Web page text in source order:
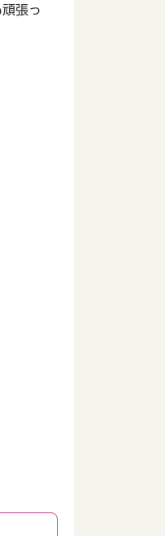
張っ